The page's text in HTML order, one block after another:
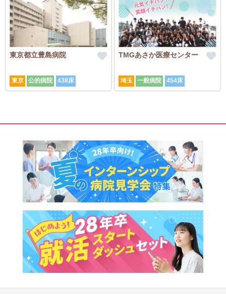
東京都立豊島病院
東京 公的病院 438床
TMGあさか医療センター
埼玉 一般病院 454床